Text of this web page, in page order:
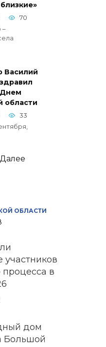
70
–
Василий
области
33
Далее
ОБЛАСТИ
участников
процесса в
дом
Большой